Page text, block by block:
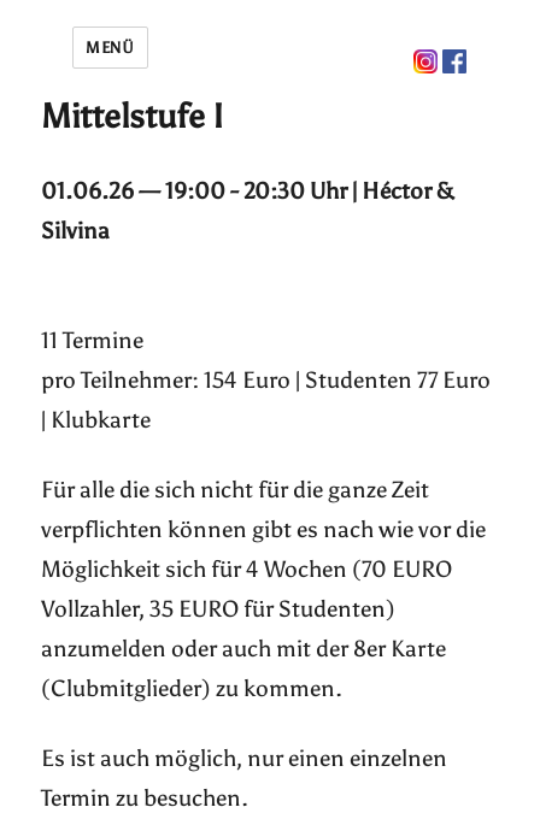
MENÜ
Mittelstufe I
01.06.26 — 19:00 - 20:30 Uhr | Héctor &
Silvina
11 Termine
pro Teilnehmer: 154 Euro | Studenten 77 Euro
| Klubkarte
Für alle die sich nicht für die ganze Zeit
verpflichten können gibt es nach wie vor die
Möglichkeit sich für 4 Wochen (70 EURO
Vollzahler, 35 EURO für Studenten)
anzumelden oder auch mit der 8er Karte
(Clubmitglieder) zu kommen.
Es ist auch möglich, nur einen einzelnen
Termin zu besuchen.